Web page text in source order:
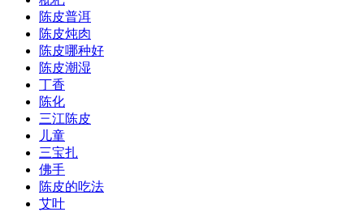
陈皮普洱
陈皮炖肉
陈皮哪种好
陈皮潮湿
丁香
陈化
三江陈皮
儿童
三宝扎
佛手
陈皮的吃法
艾叶